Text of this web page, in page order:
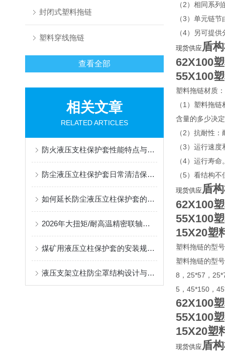
封闭式塑料拖链
塑料穿线拖链
查看全部
相关文章
RELATED ARTICLES
防火液压支柱保护套性能特点与阻燃防护应用
防尘液压立柱保护套日常清洁保养与更换规范
如何延长防尘液压立柱保护套的使用寿命？
2026年大扭矩/耐高温精密联轴器定制找哪家？能实现精准定制的优质厂家盘点
煤矿用液压立柱保护套的安装规范与使用寿命提升方案
液压支架立柱防尘罩结构设计与密封防护原理
（2）相同系
（3）单元链
（4）另可提
现货供应盾
62X100
55X100
塑料拖链材质：
（1）塑料拖
含量的多少决
（2）抗耐性
（3）运行速
（4）运行寿命
（5）看结构
现货供应盾
62X100
55X100
15X20塑
塑料拖链的型
塑料拖链的型
8，25*57，
5，45*150，
62X100
55X100
15X20塑
现货供应盾